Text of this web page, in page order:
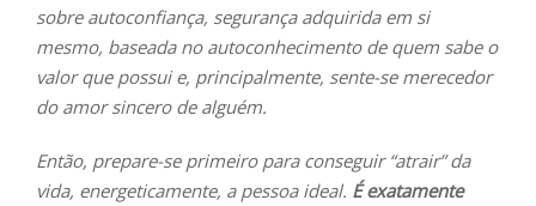
sobre autoconfiança, segurança adquirida em si
mesmo, baseada no autoconhecimento de quem sabe o
valor que possui e, principalmente, sente-se merecedor
do amor sincero de alguém.
Então, prepare-se primeiro para conseguir “atrair” da
vida, energeticamente, a pessoa ideal. É exatamente